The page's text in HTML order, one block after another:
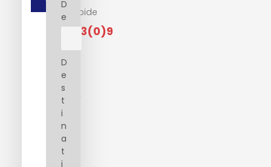
Rapide
+33(0)9
72
D
e
D
e
s
t
i
n
a
t
i